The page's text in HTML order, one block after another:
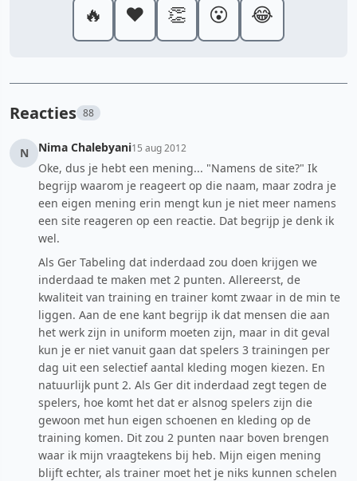
🔥 ❤️ 👏 😮 😂
Reacties 88
N Nima Chalebyani15 aug 2012
Oke, dus je hebt een mening... "Namens de site?" Ik
begrijp waarom je reageert op die naam, maar zodra je
een eigen mening erin mengt kun je niet meer namens
een site reageren op een reactie. Dat begrijp je denk ik
wel.
Als Ger Tabeling dat inderdaad zou doen krijgen we
inderdaad te maken met 2 punten. Allereerst, de
kwaliteit van training en trainer komt zwaar in de min te
liggen. Aan de ene kant begrijp ik dat mensen die aan
het werk zijn in uniform moeten zijn, maar in dit geval
kun je er niet vanuit gaan dat spelers 3 trainingen per
dag uit een selectief aantal kleding mogen kiezen. En
natuurlijk punt 2. Als Ger dit inderdaad zegt tegen de
spelers, hoe komt het dat er alsnog spelers zijn die
gewoon met hun eigen schoenen en kleding op de
training komen. Dit zou 2 punten naar boven brengen
waar ik mijn vraagtekens bij heb. Mijn eigen mening
blijft echter, als trainer moet het je niks kunnen schelen